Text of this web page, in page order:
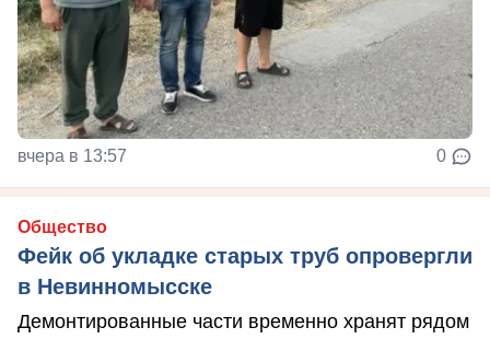
вчера в 13:57 0
Общество
Фейк об укладке старых труб опровергли
в Невинномысске
Демонтированные части временно хранят рядом